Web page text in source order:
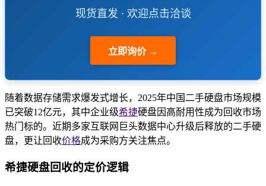
现货直发 · 欢迎点击洽谈
立即询价 →
随着数据存储需求爆发式增长，2025年中国二手硬盘市场规模
已突破12亿元，其中企业级希捷硬盘因高耐用性成为回收市场
热门标的。近期多家互联网巨头数据中心升级后释放的二手硬
盘，更让回收价格成为采购方关注焦点。
希捷硬盘回收的定价逻辑